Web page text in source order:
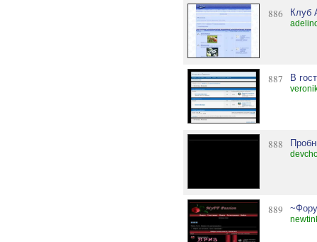
886 Клуб
887 В
888
889